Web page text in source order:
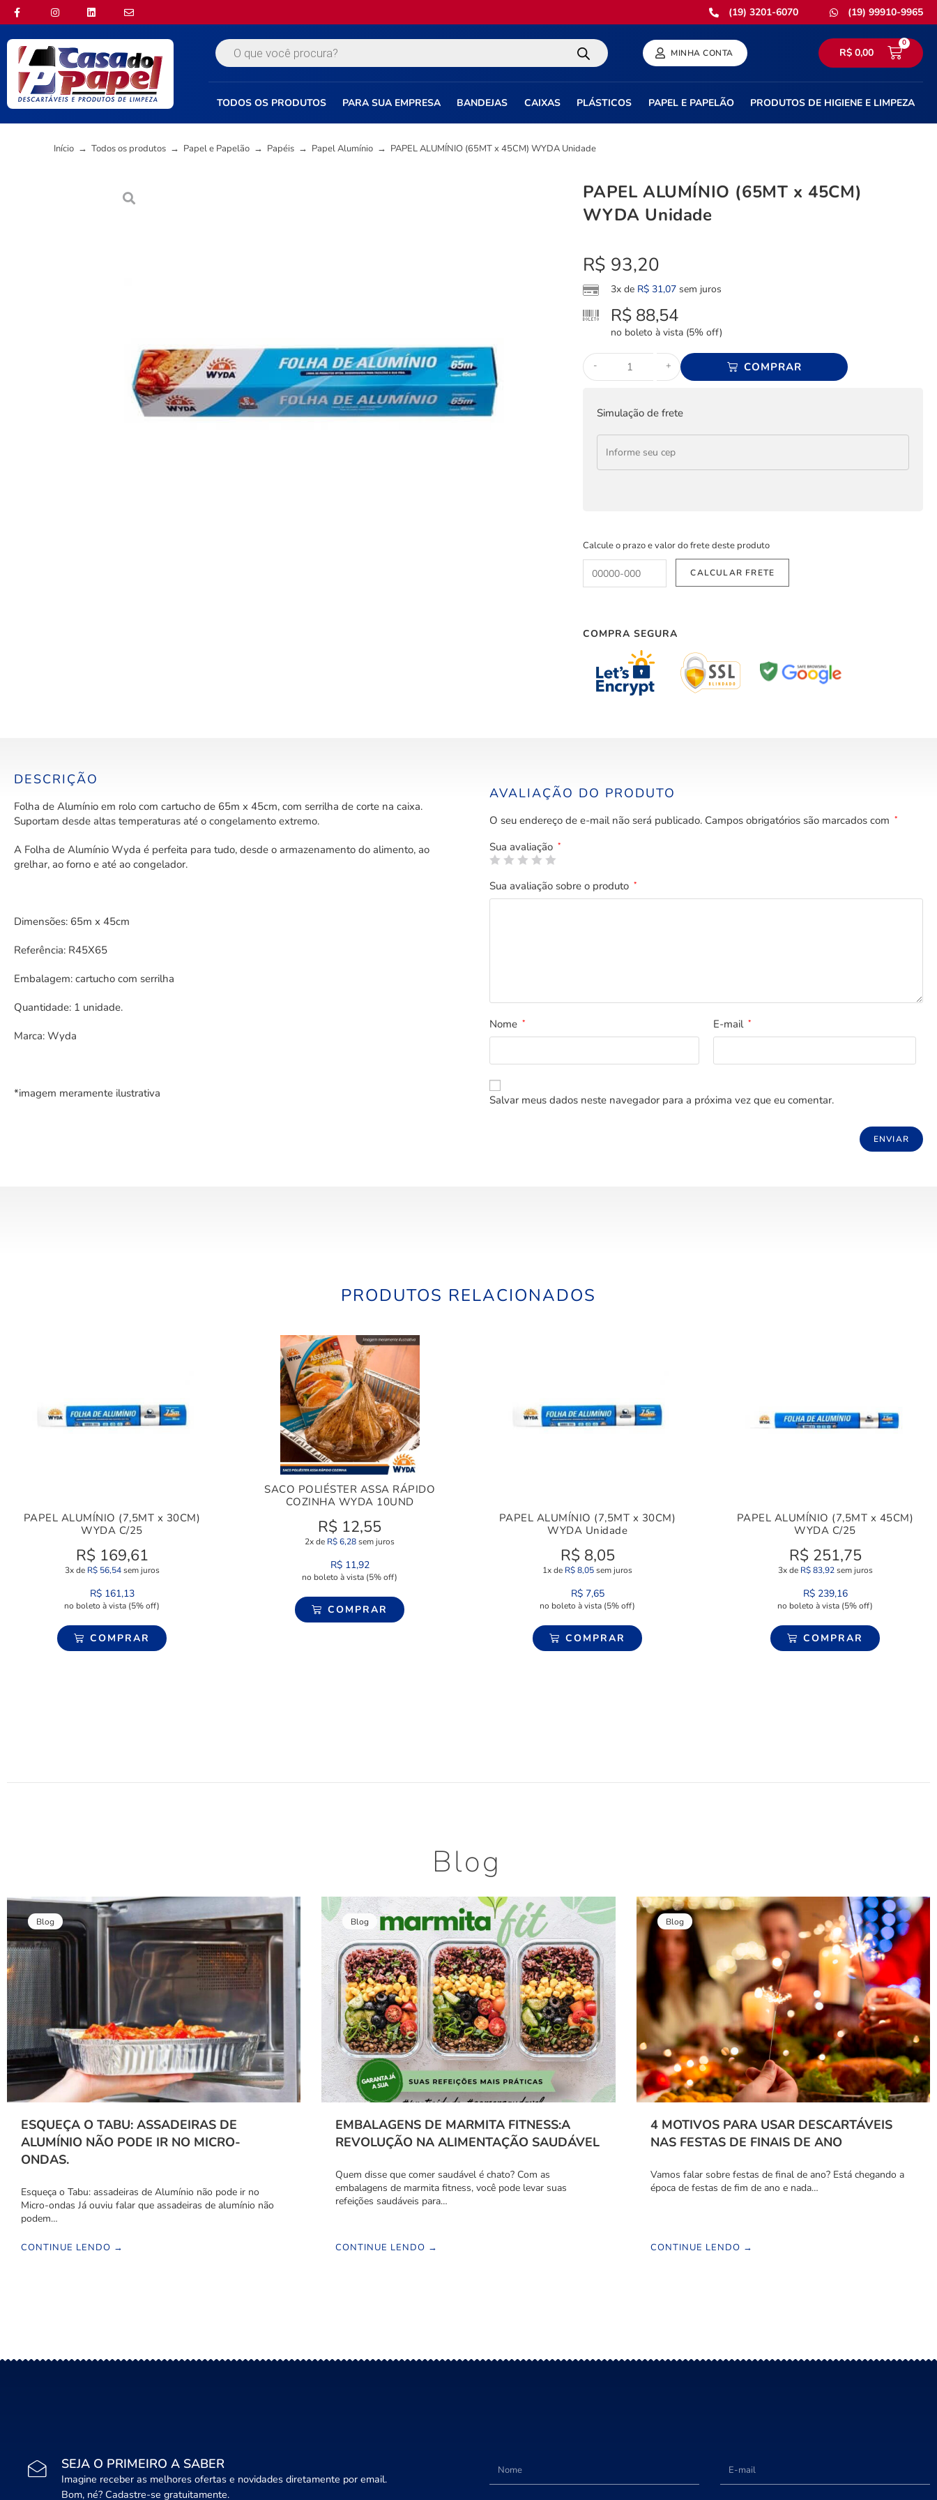
(19) 3201-6070 (19) 99910-9965
MINHA CONTA R$0,00
0
TODOS OS PRODUTOS PARA SUA EMPRESA BANDEJAS CAIXAS PLÁSTICOS PAPEL E PAPELÃO PRODUTOS DE HIGIENE E LIMPEZA
Início → Todos os produtos → Papel e Papelão → Papéis → Papel Alumínio → PAPEL ALUMÍNIO (65MT x 45CM) WYDA Unidade
PAPEL ALUMÍNIO (65MT x 45CM)
WYDA Unidade
R$ 93,20
3x de R$ 31,07 sem juros
R$ 88,54
no boleto à vista (5% off)
- + COMPRAR
Simulação de frete
Calcule o prazo e valor do frete deste produto
COMPRA SEGURA
DESCRIÇÃO
Folha de Alumínio em rolo com cartucho de 65m x 45cm, com serrilha de corte na caixa.
Suportam desde altas temperaturas até o congelamento extremo.
A Folha de Alumínio Wyda é perfeita para tudo, desde o armazenamento do alimento, ao
grelhar, ao forno e até ao congelador.
Dimensões: 65m x 45cm
Referência: R45X65
Embalagem: cartucho com serrilha
Quantidade: 1 unidade.
Marca: Wyda
*imagem meramente ilustrativa
AVALIAÇÃO DO PRODUTO
O seu endereço de e-mail não será publicado. Campos obrigatórios são marcados com *
Sua avaliação *
Sua avaliação sobre o produto *
Nome * E-mail *
Salvar meus dados neste navegador para a próxima vez que eu comentar.
PRODUTOS RELACIONADOS
PAPEL ALUMÍNIO (7,5MT x 30CM)
WYDA C/25
R$ 169,61
3x de R$56,54sem juros
R$161,13
no boleto à vista (5% off)
COMPRAR
SACO POLIÉSTER ASSA RÁPIDO
COZINHA WYDA 10UND
R$ 12,55
2x de R$6,28sem juros
R$11,92
no boleto à vista (5% off)
COMPRAR
PAPEL ALUMÍNIO (7,5MT x 30CM)
WYDA Unidade
R$ 8,05
1x de R$8,05sem juros
R$7,65
no boleto à vista (5% off)
COMPRAR
PAPEL ALUMÍNIO (7,5MT x 45CM)
WYDA C/25
R$ 251,75
3x de R$83,92sem juros
R$239,16
no boleto à vista (5% off)
COMPRAR
Blog
Blog
ESQUEÇA O TABU: ASSADEIRAS DE
ALUMÍNIO NÃO PODE IR NO MICRO-
ONDAS.
Esqueça o Tabu: assadeiras de Alumínio não pode ir no
Micro-ondas Já ouviu falar que assadeiras de alumínio não
podem…
CONTINUE LENDO →
Blog
EMBALAGENS DE MARMITA FITNESS:A
REVOLUÇÃO NA ALIMENTAÇÃO SAUDÁVEL
Quem disse que comer saudável é chato? Com as
embalagens de marmita fitness, você pode levar suas
refeições saudáveis para…
CONTINUE LENDO →
Blog
4 MOTIVOS PARA USAR DESCARTÁVEIS
NAS FESTAS DE FINAIS DE ANO
Vamos falar sobre festas de final de ano? Está chegando a
época de festas de fim de ano e nada…
CONTINUE LENDO →
SEJA O PRIMEIRO A SABER
Imagine receber as melhores ofertas e novidades diretamente por email.
Bom, né? Cadastre-se gratuitamente.